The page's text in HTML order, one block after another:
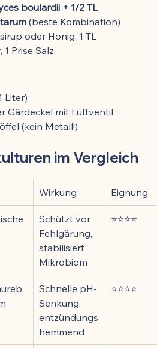
boulardii + 1/2 TL
(beste Kombination)
oder Honig, 1 TL
Prise Salz
Liter)
Gärdeckel mit Luftventil
(kein Metall!)
im Vergleich
Wirkung Eignung
Schützt vor
Fehlgärung,
stabilisiert
Mikrobiom
⭐⭐⭐⭐
Schnelle pH-
Senkung,
entzündungs
hemmend
⭐⭐⭐⭐